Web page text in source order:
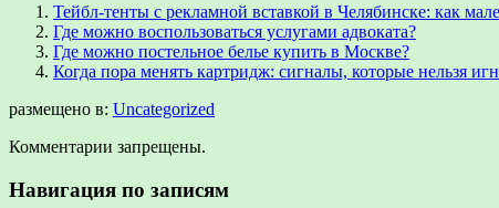
Тейбл-тенты с рекламной вставкой в Челябинске: как
Где можно воспользоваться услугами адвоката?
Где можно постельное белье купить в Москве?
Когда пора менять картридж: сигналы, которые нельзя
размещено в: Uncategorized
Комментарии запрещены.
Навигация по записям